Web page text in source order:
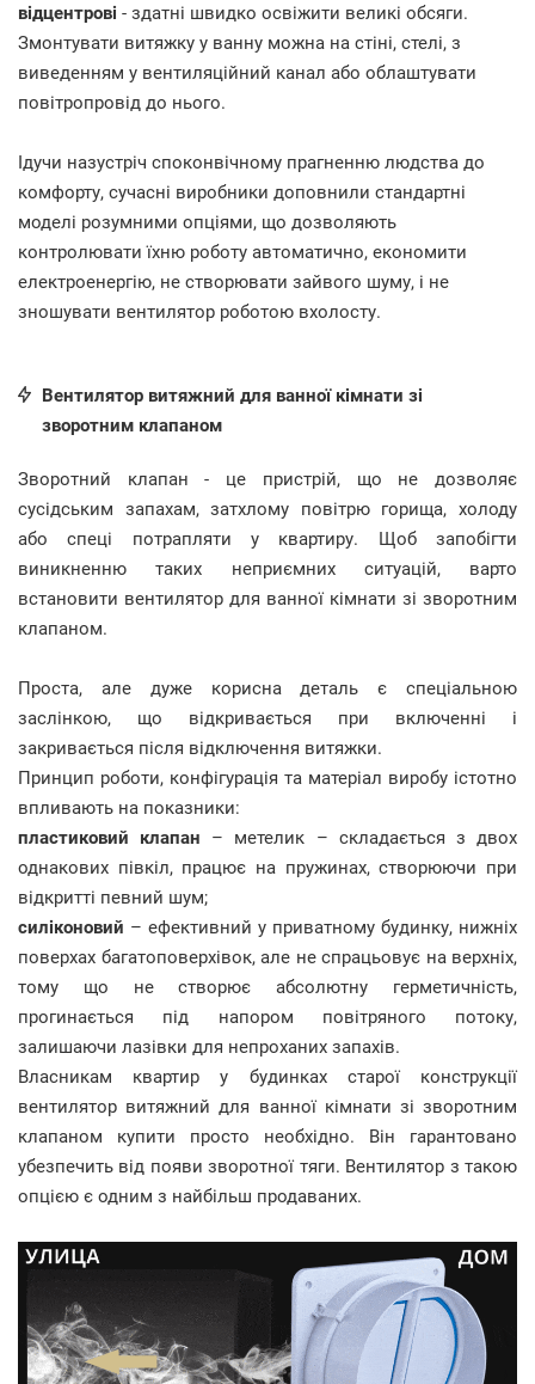
відцентрові - здатні швидко освіжити великі обсяги.
Змонтувати витяжку у ванну можна на стіні, стелі, з
виведенням у вентиляційний канал або облаштувати
повітропровід до нього.
Ідучи назустріч споконвічному прагненню людства до
комфорту, сучасні виробники доповнили стандартні
моделі розумними опціями, що дозволяють
контролювати їхню роботу автоматично, економити
електроенергію, не створювати зайвого шуму, і не
зношувати вентилятор роботою вхолосту.
Вентилятор витяжний для ванної кімнати зі
зворотним клапаном
Зворотний клапан - це пристрій, що не дозволяє
сусідським запахам, затхлому повітрю горища, холоду
або спеці потрапляти у квартиру. Щоб запобігти
виникненню таких неприємних ситуацій, варто
встановити вентилятор для ванної кімнати зі зворотним
клапаном.
Проста, але дуже корисна деталь є спеціальною
заслінкою, що відкривається при включенні і
закривається після відключення витяжки.
Принцип роботи, конфігурація та матеріал виробу істотно
впливають на показники:
пластиковий клапан – метелик – складається з двох
однакових півкіл, працює на пружинах, створюючи при
відкритті певний шум;
силіконовий – ефективний у приватному будинку, нижніх
поверхах багатоповерхівок, але не спрацьовує на верхніх,
тому що не створює абсолютну герметичність,
прогинається під напором повітряного потоку,
залишаючи лазівки для непроханих запахів.
Власникам квартир у будинках старої конструкції
вентилятор витяжний для ванної кімнати зі зворотним
клапаном купити просто необхідно. Він гарантовано
убезпечить від появи зворотної тяги. Вентилятор з такою
опцією є одним з найбільш продаваних.